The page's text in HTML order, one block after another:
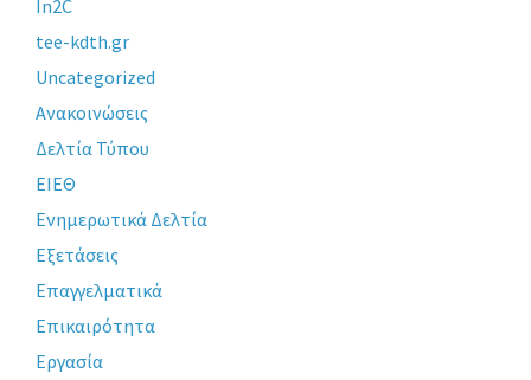
In2C
tee-kdth.gr
Uncategorized
Ανακοινώσεις
Δελτία Τύπου
ΕΙΕΘ
Ενημερωτικά Δελτία
Εξετάσεις
Επαγγελματικά
Επικαιρότητα
Εργασία